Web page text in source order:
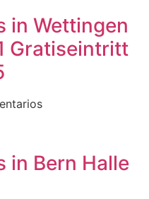
in Wettingen
Gratiseintritt
in Bern Halle